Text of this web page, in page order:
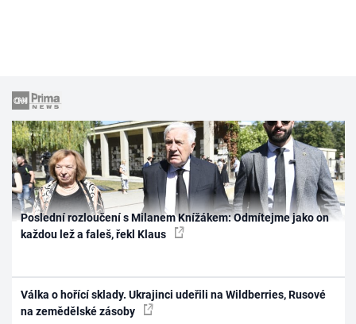
Poslední rozloučení s Milanem Knížákem: Odmítejme jako on
každou lež a faleš, řekl Klaus
Válka o hořící sklady. Ukrajinci udeřili na Wildberries, Rusové
na zemědělské zásoby